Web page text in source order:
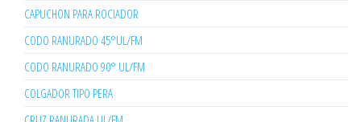
CAPUCHON PARA ROCIADOR
CODO RANURADO 45°UL/FM
CODO RANURADO 90° UL/FM
COLGADOR TIPO PERA